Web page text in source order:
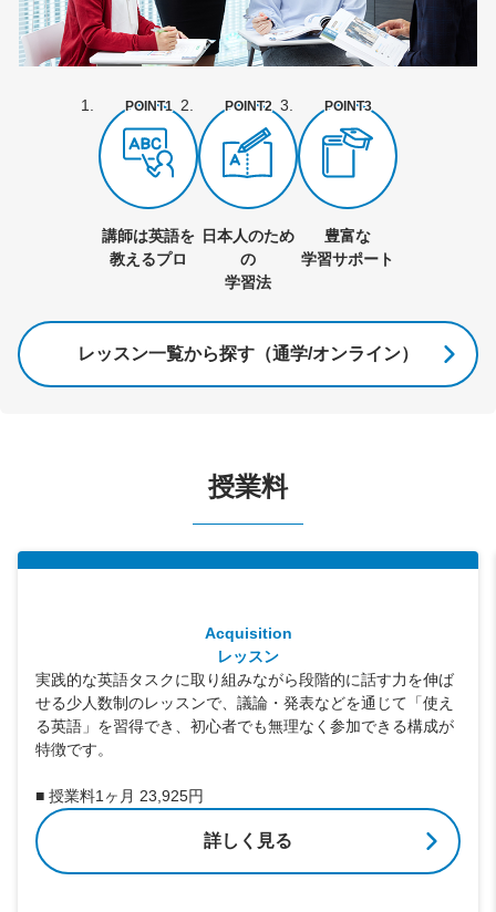
POINT1
講師は英語を
教えるプロ
POINT2
日本人のため
の
学習法
POINT3
豊富な
学習サポート
レッスン一覧から探す（通学/オンライン）
授業料
Acquisition
レッスン
実践的な英語タスクに取り組みながら段階的に話す力を伸ば
せる少人数制のレッスンで、議論・発表などを通じて「使え
る英語」を習得でき、初心者でも無理なく参加できる構成が
特徴です。
■ 授業料1ヶ月 23,925円
詳しく見る